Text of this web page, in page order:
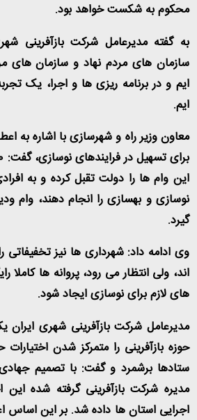
محکوم به شکست خواهد بود.
به گفته مدیرعامل شرکت بازآفرینی
سازمان های مردم نهاد و سازمان های
ایم و در برنامه ریزی ها و اجرا، یک
ایم.
معاون وزیر راه و شهرسازی با اشاره به
این وام ها را دولت تقبل کرده و به
نوسازی و بهسازی را انجام دهند، وام
گیرد.
وی ادامه داد: شهرداری ها نیز تخفیفاتی
اند، ولی انتظار می رود، پروانه ها کاملا
های لازم برای نوسازی ایجاد شود.
مدیرعامل شرکت بازآفرینی شهری
حوزه بازآفرینی را متمرکز شدن اختیارات
ستادها برشمرد و گفت: با تصمیم
مدیره شرکت بازآفرینی گرفته شده
اجرایی استان ها داده شد. بر این اساس